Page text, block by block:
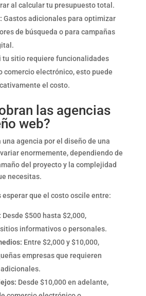
al calcular tu presupuesto total.
Gastos adicionales para optimizar
de búsqueda o para campañas
tu sitio requiere funcionalidades
comercio electrónico, esto puede
el costo.
las agencias
web?
una agencia por el diseño de una
enormemente, dependiendo de
del proyecto y la complejidad
necesitas.
esperar que el costo oscile entre:
Desde $500 hasta $2,000,
informativos o personales.
Entre $2,000 y $10,000,
empresas que requieren
Desde $10,000 en adelante,